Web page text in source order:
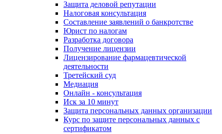
Защита деловой репутации
Налоговая консультация
Составление заявлений о банкротстве
Юрист по налогам
Разработка договора
Получение лицензии
Лицензирование фармацевтической
деятельности
Третейский суд
Медиация
Онлайн - консультация
Иск за 10 минут
Защита персональных данных организации
Курс по защите персональных данных с
сертификатом